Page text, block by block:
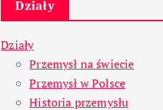
Działy
Działy
Przemysł na świecie
Przemysł w Polsce
Historia przemysłu